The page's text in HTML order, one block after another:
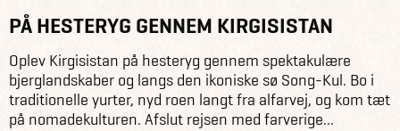
PÅ HESTERYG GENNEM KIRGISISTAN
Oplev Kirgisistan på hesteryg gennem spektakulære
bjerglandskaber og langs den ikoniske sø Song-Kul. Bo i
traditionelle yurter, nyd roen langt fra alfarvej, og kom tæt
på nomadekulturen. Afslut rejsen med farverige...